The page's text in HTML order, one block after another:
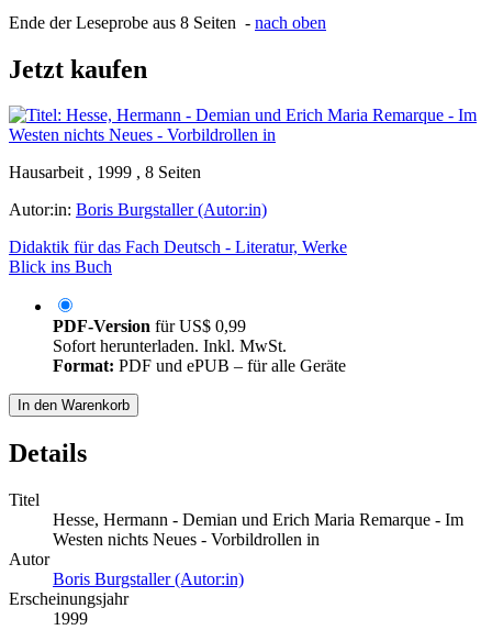
Ende der Leseprobe aus 8 Seiten - nach oben
Jetzt kaufen
Hausarbeit , 1999 , 8 Seiten
Autor:in: Boris Burgstaller (Autor:in)
Didaktik für das Fach Deutsch - Literatur, Werke
Blick ins Buch
PDF-Version fürUS$ 0,99
Sofort herunterladen. Inkl. MwSt.
Format: PDF und ePUB – für alle Geräte
In den Warenkorb
Details
Titel
Hesse, Hermann - Demian und Erich Maria Remarque - Im
Westen nichts Neues - Vorbildrollen in
Autor
Boris Burgstaller (Autor:in)
Erscheinungsjahr
1999